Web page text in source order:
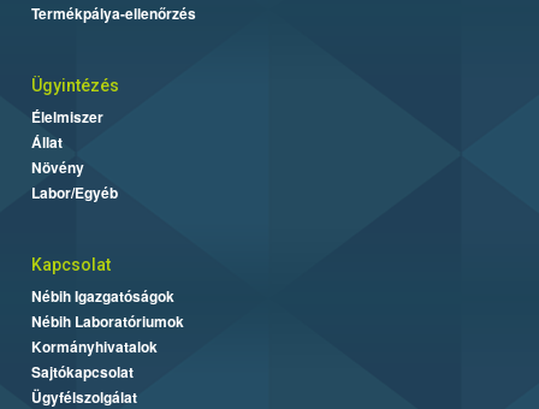
Termékpálya-ellenőrzés
Ügyintézés
Élelmiszer
Állat
Növény
Labor/Egyéb
Kapcsolat
Nébih Igazgatóságok
Nébih Laboratóriumok
Kormányhivatalok
Sajtókapcsolat
Ügyfélszolgálat